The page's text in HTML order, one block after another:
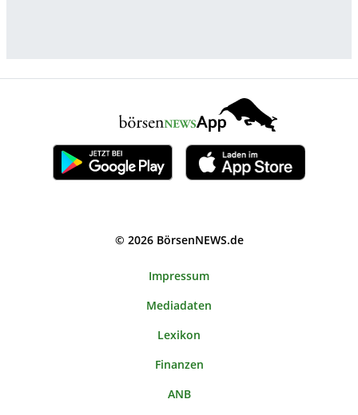
© 2026 BörsenNEWS.de
Impressum
Mediadaten
Lexikon
Finanzen
ANB